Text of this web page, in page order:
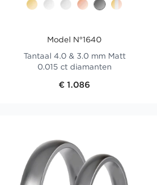
Model N°1640
Tantaal 4.0 & 3.0 mm Matt
0.015 ct diamanten
€ 1.086